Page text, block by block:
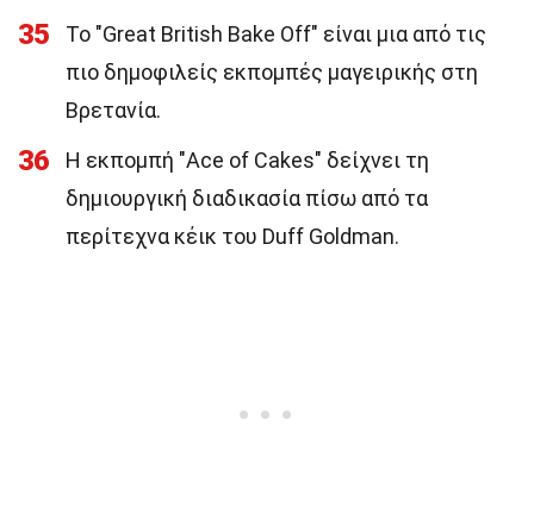
35
Το "Great British Bake Off" είναι μια από τις
πιο δημοφιλείς εκπομπές μαγειρικής στη
Βρετανία.
36
Η εκπομπή "Ace of Cakes" δείχνει τη
δημιουργική διαδικασία πίσω από τα
περίτεχνα κέικ του Duff Goldman.